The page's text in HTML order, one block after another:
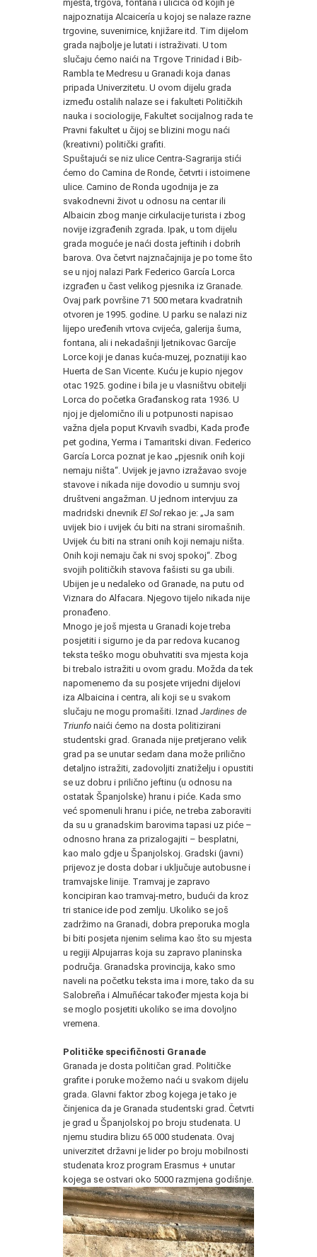
mjesta, trgova, fontana i uličica od kojih je
najpoznatija Alcaicería u kojoj se nalaze razne
trgovine, suvenirnice, knjižare itd. Tim dijelom
grada najbolje je lutati i istraživati. U tom
slučaju ćemo naići na Trgove Trinidad i Bib-
Rambla te Medresu u Granadi koja danas
pripada Univerzitetu. U ovom dijelu grada
između ostalih nalaze se i fakulteti Političkih
nauka i sociologije, Fakultet socijalnog rada te
Pravni fakultet u čijoj se blizini mogu naći
(kreativni) politički grafiti.
Spuštajući se niz ulice Centra-Sagrarija stići
ćemo do Camina de Ronde, četvrti i istoimene
ulice. Camino de Ronda ugodnija je za
svakodnevni život u odnosu na centar ili
Albaicin zbog manje cirkulacije turista i zbog
novije izgrađenih zgrada. Ipak, u tom dijelu
grada moguće je naći dosta jeftinih i dobrih
barova. Ova četvrt najznačajnija je po tome što
se u njoj nalazi Park Federico García Lorca
izgrađen u čast velikog pjesnika iz Granade.
Ovaj park površine 71 500 metara kvadratnih
otvoren je 1995. godine. U parku se nalazi niz
lijepo uređenih vrtova cvijeća, galerija šuma,
fontana, ali i nekadašnji ljetnikovac Garcíje
Lorce koji je danas kuća-muzej, poznatiji kao
Huerta de San Vicente. Kuću je kupio njegov
otac 1925. godine i bila je u vlasništvu obitelji
Lorca do početka Građanskog rata 1936. U
njoj je djelomično ili u potpunosti napisao
važna djela poput Krvavih svadbi, Kada prođe
pet godina, Yerma i Tamaritski divan. Federico
García Lorca poznat je kao „pjesnik onih koji
nemaju ništa“. Uvijek je javno izražavao svoje
stavove i nikada nije dovodio u sumnju svoj
društveni angažman. U jednom intervjuu za
madridski dnevnik El Sol rekao je: „Ja sam
uvijek bio i uvijek ću biti na strani siromašnih.
Uvijek ću biti na strani onih koji nemaju ništa.
Onih koji nemaju čak ni svoj spokoj“. Zbog
svojih političkih stavova fašisti su ga ubili.
Ubijen je u nedaleko od Granade, na putu od
Viznara do Alfacara. Njegovo tijelo nikada nije
pronađeno.
Mnogo je još mjesta u Granadi koje treba
posjetiti i sigurno je da par redova kucanog
teksta teško mogu obuhvatiti sva mjesta koja
bi trebalo istražiti u ovom gradu. Možda da tek
napomenemo da su posjete vrijedni dijelovi
iza Albaicina i centra, ali koji se u svakom
slučaju ne mogu promašiti. Iznad Jardines de
Triunfo naići ćemo na dosta politizirani
studentski grad. Granada nije pretjerano velik
grad pa se unutar sedam dana može prilično
detaljno istražiti, zadovoljiti znatiželju i opustiti
se uz dobru i prilično jeftinu (u odnosu na
ostatak Španjolske) hranu i piće. Kada smo
već spomenuli hranu i piće, ne treba zaboraviti
da su u granadskim barovima tapasi uz piće –
odnosno hrana za prizalogajiti – besplatni,
kao malo gdje u Španjolskoj. Gradski (javni)
prijevoz je dosta dobar i uključuje autobusne i
tramvajske linije. Tramvaj je zapravo
koncipiran kao tramvaj-metro, budući da kroz
tri stanice ide pod zemlju. Ukoliko se još
zadržimo na Granadi, dobra preporuka mogla
bi biti posjeta njenim selima kao što su mjesta
u regiji Alpujarras koja su zapravo planinska
područja. Granadska provincija, kako smo
naveli na početku teksta ima i more, tako da su
Salobreña i Almuñécar također mjesta koja bi
se moglo posjetiti ukoliko se ima dovoljno
vremena.
Političke specifičnosti Granade
Granada je dosta političan grad. Političke
grafite i poruke možemo naći u svakom dijelu
grada. Glavni faktor zbog kojega je tako je
činjenica da je Granada studentski grad. Četvrti
je grad u Španjolskoj po broju studenata. U
njemu studira blizu 65 000 studenata. Ovaj
univerzitet državni je lider po broju mobilnosti
studenata kroz program Erasmus + unutar
kojega se ostvari oko 5000 razmjena godišnje.